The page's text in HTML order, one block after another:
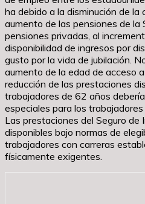
ha debido a la disminución de la
aumento de las pensiones de la
pensiones privadas, al
disponibilidad de ingresos por
gusto por la vida de jubilación.
aumento de la edad de acceso
reducción de las prestaciones
trabajadores de 62 años
especiales para los
Las prestaciones del Seguro de
disponibles bajo normas de
trabajadores con carreras
físicamente exigentes.